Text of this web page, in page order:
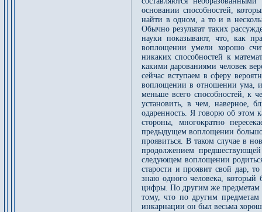
основании способностей,
найти в одном, а то и в
Обычно результат таких
науки показывают, что, как
воплощении умели хорошо
никаких способностей к
какими дарованиями человек
сейчас вступаем в сферу
воплощении в отношении ума,
меньше всего способностей, к
установить, в чем, наверное,
одаренность. Я говорю об этом
стороны, многократно
предыдущем воплощении
проявиться. В таком случае в
продолжением
следующем воплощении
старости и проявит свой дар,
знаю одного человека, который
цифры. По другим же предметам
тому, что по другим
инкарнации он был весьма